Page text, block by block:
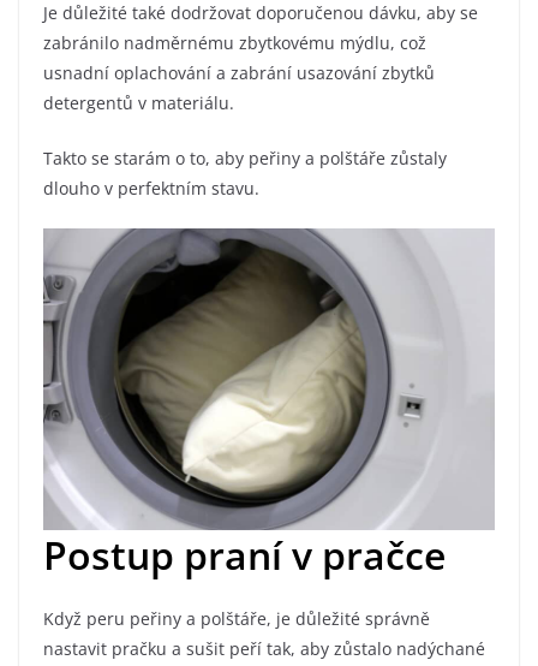
Je důležité také dodržovat doporučenou dávku, aby se
zabránilo nadměrnému zbytkovému mýdlu, což
usnadní oplachování a zabrání usazování zbytků
detergentů v materiálu.
Takto se starám o to, aby peřiny a polštáře zůstaly
dlouho v perfektním stavu.
Postup praní v pračce
Když peru peřiny a polštáře, je důležité správně
nastavit pračku a sušit peří tak, aby zůstalo nadýchané